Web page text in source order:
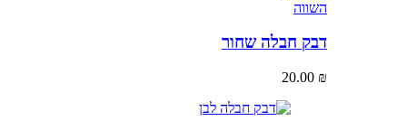
דבק חבלה שחור
20.00